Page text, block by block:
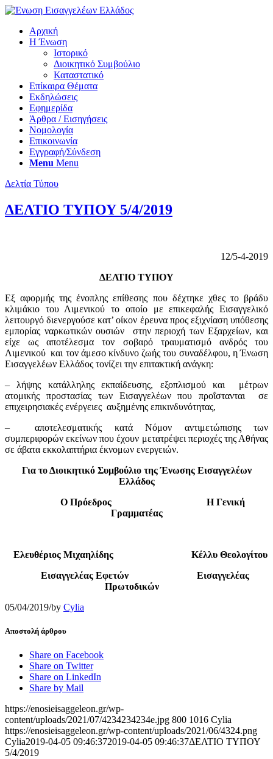
Αρχική
Η Ένωση
Ιστορικό
Διοικητικό Συμβούλιο
Καταστατικό
Επίκαιρα Θέματα
Εκδηλώσεις
Εφημερίδα
Άρθρα / Εισηγήσεις
Νομολογία
Επικοινωνία
Εγγραφή/Σύνδεση
Menu Menu
Δελτία Τύπου
ΔΕΛΤΙΟ ΤΥΠΟΥ 5/4/2019
12/5-4-2019
ΔΕΛΤΙΟ ΤΥΠΟΥ
Εξ αφορμής της ένοπλης επίθεσης που δέχτηκε χθες το βράδυ
κλιμάκιο του Λιμενικού το οποίο με επικεφαλής Εισαγγελικό
λειτουργό διενεργούσε κατ’ οίκον έρευνα προς εξιχνίαση υπόθεσης
εμπορίας ναρκωτικών ουσιών στην περιοχή των Εξαρχείων, και
είχε ως αποτέλεσμα τον σοβαρό τραυματισμό ανδρός του
Λιμενικού και τον άμεσο κίνδυνο ζωής του συναδέλφου, η Ένωση
Εισαγγελέων Ελλάδος τονίζει την επιτακτική ανάγκη:
– λήψης κατάλληλης εκπαίδευσης, εξοπλισμού και μέτρων
ατομικής προστασίας των Εισαγγελέων που προΐστανται σε
επιχειρησιακές ενέργειες αυξημένης επικινδυνότητας,
–
αποτελεσματικής κατά Νόμον αντιμετώπισης των
συμπεριφορών εκείνων που έχουν μετατρέψει περιοχές της Αθήνας
σε άβατα εκκολαπτήρια έκνομων ενεργειών.
Για το Διοικητικό Συμβούλιο της Ένωσης Εισαγγελέων
Ελλάδος
Ο Πρόεδρος
Η Γενική
Γραμματέας
Ελευθέριος Μιχαηλίδης
Κέλλυ Θεολογίτου
Εισαγγελέας Εφετών
Εισαγγελέας
Πρωτοδικών
05/04/2019/by Cylia
Αποστολή άρθρου
Share on Facebook
Share on Twitter
Share on LinkedIn
Share by Mail
https://enosieisaggeleon.gr/wp-
content/uploads/2021/07/4234234234e.jpg 800 1016 Cylia
https://enosieisaggeleon.gr/wp-content/uploads/2021/06/4324.png
Cylia2019-04-05 09:46:372019-04-05 09:46:37ΔΕΛΤΙΟ ΤΥΠΟΥ
5/4/2019